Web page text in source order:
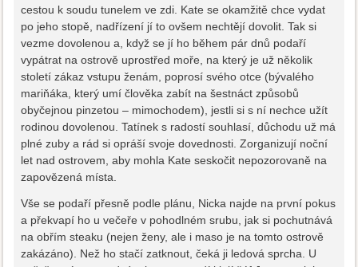
cestou k soudu tunelem ve zdi. Kate se okamžitě chce vydat
po jeho stopě, nadřízení jí to ovšem nechtějí dovolit. Tak si
vezme dovolenou a, když se jí ho během pár dnů podaří
vypátrat na ostrově uprostřed moře, na který je už několik
století zákaz vstupu ženám, poprosí svého otce (bývalého
mariňáka, který umí člověka zabít na šestnáct způsobů
obyčejnou pinzetou – mimochodem), jestli si s ní nechce užít
rodinou dovolenou. Tatínek s radostí souhlasí, důchodu už má
plné zuby a rád si opráší svoje dovednosti. Zorganizují noční
let nad ostrovem, aby mohla Kate seskočit nepozorovaně na
zapovězená místa.
Vše se podaří přesně podle plánu, Nicka najde na první pokus
a překvapí ho u večeře v pohodlném srubu, jak si pochutnává
na obřím steaku (nejen ženy, ale i maso je na tomto ostrově
zakázáno). Než ho stačí zatknout, čeká ji ledová sprcha. U